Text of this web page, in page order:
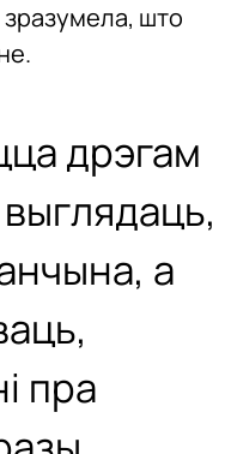
зразумела, што
дрэгам
а
пра